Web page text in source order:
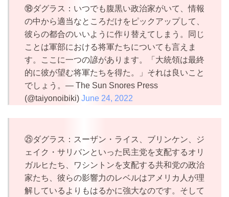
⑱ダグラス：いつでも腹黒い政治家がいて、情報
の中から適当なところだけをピックアップして、
彼らの都合のいいように作り替えてしまう。同じ
ことは軍部における将軍たちについても言えま
す。ここに一つの諺があります。「大統領は最終
的に彼が望む将軍たちを得た。」それは良いこと
でしょう。— The Sun Snores Press
(@taiyonoibiki) June 24, 2022
㉕ダグラス：スーザン・ライス、ブリンケン、ジ
ェイク・サリバンといった民主党を支配するオリ
ガルヒたち、ワシントンを支配する共和党の政治
家たち、彼らの影響力のレベルはアメリカ人が理
解しているよりもはるかに強大なのです。そして